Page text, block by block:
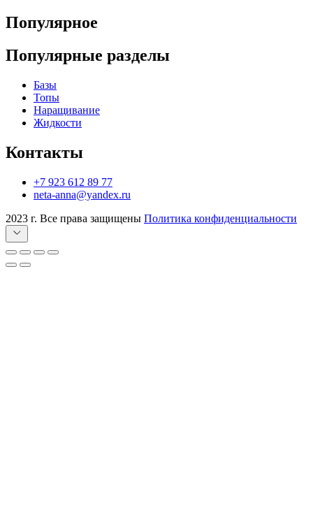
Популярное
Популярные разделы
Базы
Топы
Наращивание
Жидкости
Контакты
+7 923 612 89 77
neta-anna@yandex.ru
2023 г. Все права защищены Политика конфиденциальности